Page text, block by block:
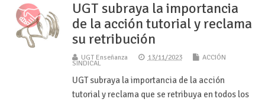
UGT subraya la importancia
de la acción tutorial y reclama
su retribución
UGT Enseñanza 13/11/2023 ACCIÓN
SINDICAL
UGT subraya la importancia de la acción
tutorial y reclama que se retribuya en todos los